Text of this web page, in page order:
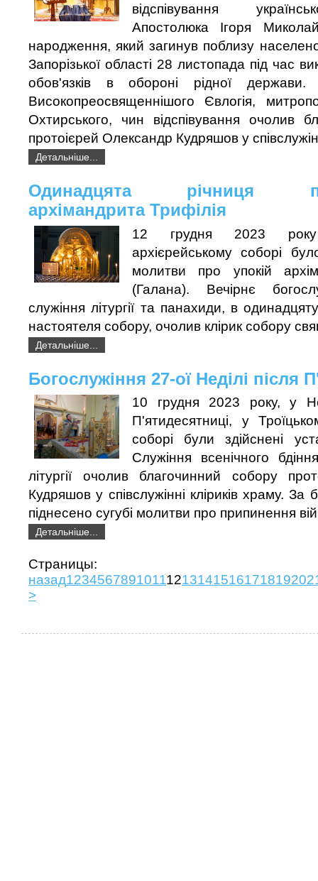
відспівування
Апостолюка Ігоря
народження, який загинув поблизу
Запорізької області 28 листопада під час
обов'язків в обороні рідної держави.
Високопреосвященнішого Євлогія,
Охтирського, чин відспівування очолив
протоієрей Олександр Кудряшов у
Детальніше...
Одинадцята річниця
архімандрита Трифілія
12 грудня 2023
архієрейському соборі
молитви про упокій
(Галана). Вечірнє
служіння літургії та панахиди, в
настоятеля собору, очолив клірик собору
Детальніше...
Богослужіння 27-ої Неділі після
10 грудня 2023 року, у
П'ятидесятниці, у
соборі були здійснені
Служіння всенічного
літургії очолив благочинний собору
Кудряшов у співслужінні кліриків храму. За
піднесено сугубі молитви про припинення
Детальніше...
назад1234567891011121314151617181920
>